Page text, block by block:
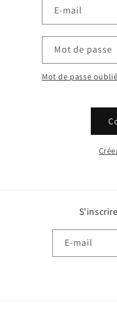
E-mail
Mot de passe
Mot de passe
E-mail